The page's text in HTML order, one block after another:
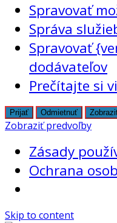
Spravovať
Správa
Spravovať
dodávateľov
Prečítajte si
Prijať Odmietnuť
Zobraziť predvoľby
Zásady
Ochrana
Skip to content